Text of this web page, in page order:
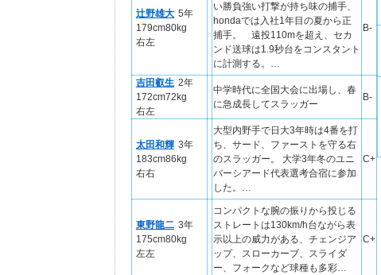
辻野雄大 5年
179cm80kg
右左
い勝負強い打撃が持ち味の捕手、
hondaでは入社1年目の夏から正
捕手。 遠投110mを超え、セカ
ンド送球は1.9秒台をコンスタント
に計測する。…
B-
吉田叡生 2年
172cm72kg
右左
中学時代に全国大会に出場し、春
に急成長してスラッガー
B-
太田和輝 3年
183cm86kg
右右
大型内野手で日大3年時は4番を打
ち、サード、ファーストを守る右
のスラッガー。 大学3年冬のユニ
バーシアード代表選考合宿に参加
した。…
C+
東野龍二 3年
175cm80kg
左左
コンパクトな腕の振りから投じる
ストレートは130km/h台ながら表
示以上の威力がある、チェンジア
ップ、スローカーブ、スライダ
ー、フォークなど球種も多彩…
C+